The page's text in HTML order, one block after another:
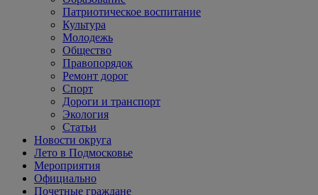
Патриотическое воспитание
Культура
Молодежь
Общество
Правопорядок
Ремонт дорог
Спорт
Дороги и транспорт
Экология
Статьи
Новости округа
Лето в Подмосковье
Мероприятия
Официально
Почетные граждане